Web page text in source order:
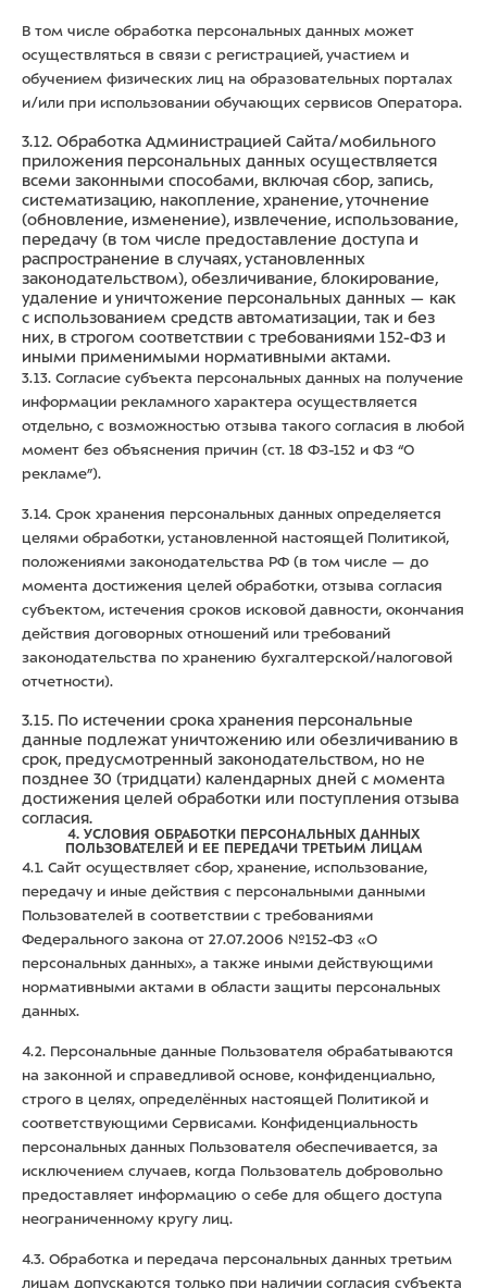
В том числе обработка персональных данных может
осуществляться в связи с регистрацией, участием и
обучением физических лиц на образовательных порталах
и/или при использовании обучающих сервисов Оператора.
3.12. Обработка Администрацией Сайта/мобильного
приложения персональных данных осуществляется
всеми законными способами, включая сбор, запись,
систематизацию, накопление, хранение, уточнение
(обновление, изменение), извлечение, использование,
передачу (в том числе предоставление доступа и
распространение в случаях, установленных
законодательством), обезличивание, блокирование,
удаление и уничтожение персональных данных — как
с использованием средств автоматизации, так и без
них, в строгом соответствии с требованиями 152-ФЗ и
иными применимыми нормативными актами.
3.13. Согласие субъекта персональных данных на получение
информации рекламного характера осуществляется
отдельно, с возможностью отзыва такого согласия в любой
момент без объяснения причин (ст. 18 ФЗ-152 и ФЗ “О
рекламе”).
3.14. Срок хранения персональных данных определяется
целями обработки, установленной настоящей Политикой,
положениями законодательства РФ (в том числе — до
момента достижения целей обработки, отзыва согласия
субъектом, истечения сроков исковой давности, окончания
действия договорных отношений или требований
законодательства по хранению бухгалтерской/налоговой
отчетности).
3.15. По истечении срока хранения персональные
данные подлежат уничтожению или обезличиванию в
срок, предусмотренный законодательством, но не
позднее 30 (тридцати) календарных дней с момента
достижения целей обработки или поступления отзыва
согласия.
4. УСЛОВИЯ ОБРАБОТКИ ПЕРСОНАЛЬНЫХ ДАННЫХ
ПОЛЬЗОВАТЕЛЕЙ И ЕЕ ПЕРЕДАЧИ ТРЕТЬИМ ЛИЦАМ
4.1. Сайт осуществляет сбор, хранение, использование,
передачу и иные действия с персональными данными
Пользователей в соответствии с требованиями
Федерального закона от 27.07.2006 №152-ФЗ «О
персональных данных», а также иными действующими
нормативными актами в области защиты персональных
данных.
4.2. Персональные данные Пользователя обрабатываются
на законной и справедливой основе, конфиденциально,
строго в целях, определённых настоящей Политикой и
соответствующими Сервисами. Конфиденциальность
персональных данных Пользователя обеспечивается, за
исключением случаев, когда Пользователь добровольно
предоставляет информацию о себе для общего доступа
неограниченному кругу лиц.
4.3. Обработка и передача персональных данных третьим
лицам допускаются только при наличии согласия субъекта